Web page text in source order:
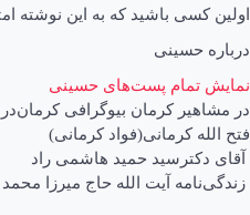
اولین کسی باشید که به این نوشته
درباره حسینی
نمایش تمام پست‌های حسینی
در مشاهیر کرمان بیوگرافی کرماندر
فتح الله کرمانی(فواد کرمانی)
راهبری
نوشته
آقای دکترسید حمید هاشمی راد
زندگی‌نامه آیت الله حاج میرزا